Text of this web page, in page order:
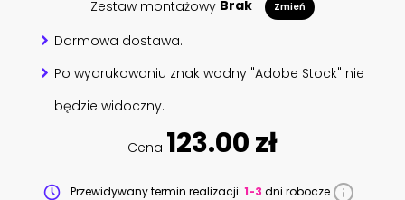
Zestaw montażowy Brak Zmień
Darmowa dostawa.
Po wydrukowaniu znak wodny "Adobe Stock" nie
będzie widoczny.
Cena 123.00 zł
Przewidywany termin realizacji: 1-3 dni robocze